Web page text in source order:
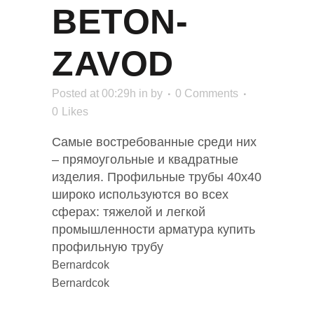
BETON-
ZAVOD
Posted at 00:29h in by
0 Comments
0
Likes
Самые востребованные среди них
– прямоугольные и квадратные
изделия. Профильные трубы 40х40
широко используются во всех
сферах: тяжелой и легкой
промышленности арматура купить
профильную трубу
Bernardcok
Bernardcok